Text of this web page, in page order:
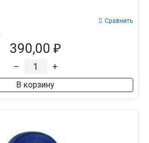
Сравнить
390,00 ₽
– +
В корзину